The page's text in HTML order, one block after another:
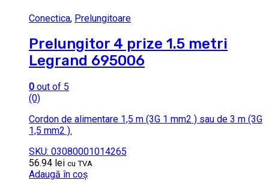
Conectica, Prelungitoare
Prelungitor 4 prize 1.5 metri
Legrand 695006
0 out of 5
(0)
Cordon de alimentare 1,5 m (3G 1 mm2 ) sau de 3 m (3G
1,5 mm2 ).
SKU: 03080001014265
56.94 lei cu TVA
Adaugă în coș